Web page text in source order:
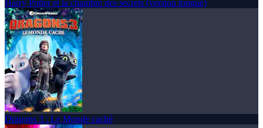
Harry Potter et la chambre des secrets (version longue)
Dragons 3 : Le Monde caché